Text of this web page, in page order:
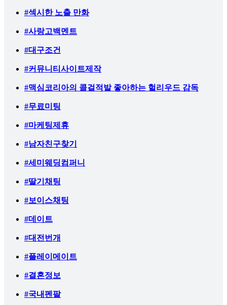
#섹시한 노출 만화
#사랑고백멘트
#대구조건
#커뮤니티사이트제작
#맥심코리아의 콜걸적발 좋아하는 헐리우드 감독
#무료미팅
#마케팅제휴
#남자친구찾기
#세미웨딩컴퍼니
#딸기채팅
#보이스채팅
#데이트
#대전번개
#플레이메이트
#결혼정보
#국내펜팔